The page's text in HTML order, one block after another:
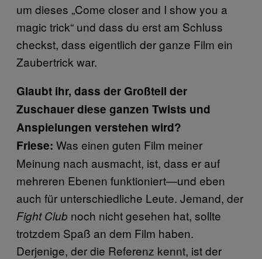
um dieses „Come closer and I show you a
magic trick“ und dass du erst am Schluss
checkst, dass eigentlich der ganze Film ein
Zaubertrick war.
Glaubt ihr, dass der Großteil der
Zuschauer diese ganzen Twists und
Anspielungen verstehen wird?
Friese: Was einen guten Film meiner
Meinung nach ausmacht, ist, dass er auf
mehreren Ebenen funktioniert—und eben
auch für unterschiedliche Leute. Jemand, der
Fight Club noch nicht gesehen hat, sollte
trotzdem Spaß an dem Film haben.
Derjenige, der die Referenz kennt, ist der